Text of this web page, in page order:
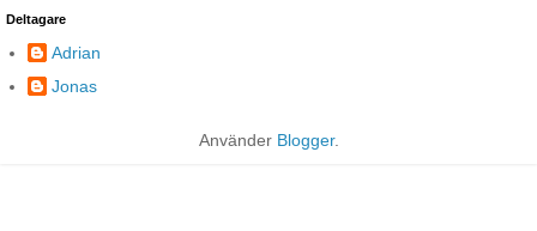
Deltagare
Adrian
Jonas
Använder Blogger.